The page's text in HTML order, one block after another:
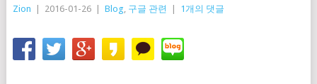
Zion 2016-01-26 Blog, 구글 관련 1개의 댓글